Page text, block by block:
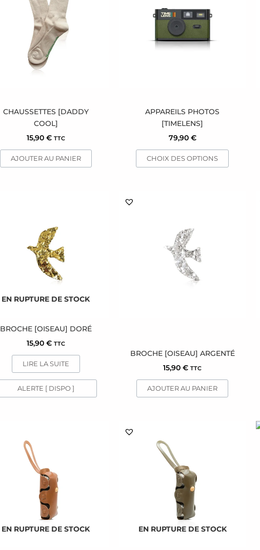
CHAUSSETTES [DADDY
COOL]
15,90 € TTC
AJOUTER AU PANIER
APPAREILS PHOTOS
[TIMELENS]
79,90 €
CHOIX DES OPTIONS
variations.
Les
options
peuvent
page
du
EN RUPTURE DE STOCK
BROCHE [OISEAU] DORÉ
15,90 € TTC
LIRE LA SUITE
ALERTE [ DISPO ]
BROCHE [OISEAU] ARGENTÉ
15,90€ TTC
AJOUTER AU PANIER
EN RUPTURE DE STOCK EN RUPTURE DE STOCK